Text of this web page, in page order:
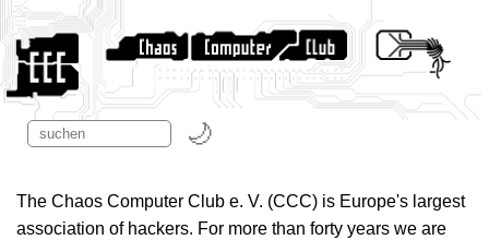
The Chaos Computer Club e. V. (CCC) is Europe's largest
association of hackers. For more than forty years we are